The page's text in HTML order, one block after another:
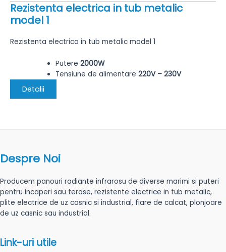
Rezistenta electrica in tub metalic
model 1
Rezistenta electrica in tub metalic model 1
Putere 2000W
Tensiune de alimentare 220V – 230V
Detalii
Despre Noi
Producem panouri radiante infrarosu de diverse marimi si puteri
pentru incaperi sau terase, rezistente electrice in tub metalic,
plite electrice de uz casnic si industrial, fiare de calcat, plonjoare
de uz casnic sau industrial.
Link-uri utile